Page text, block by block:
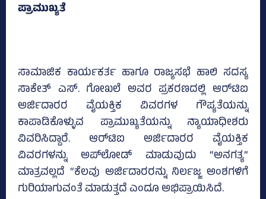
ಪ್ರಾಮುಖ್ಯತೆ
ಸಾಮಾಜಿಕ ಕಾರ್ಯಕರ್ತ ಹಾಗೂ ರಾಜ್ಯಸಭೆ ಹಾಲಿ ಸದಸ್ಯ
ಸಾಕೇತ್ ಎಸ್. ಗೋಖಲೆ ಅವರ ಪ್ರಕರಣದಲ್ಲಿ ಆರ್‌ಟಿಐ
ಅರ್ಜಿದಾರರ ವೈಯಕ್ತಿಕ ವಿವರಗಳ ಗೌಪ್ಯತೆಯನ್ನು
ಕಾಪಾಡಿಕೊಳ್ಳುವ ಪ್ರಾಮುಖ್ಯತೆಯನ್ನು ನ್ಯಾಯಾಧೀಶರು
ವಿವರಿಸಿದ್ದಾರೆ. ಆರ್‌ಟಿಐ ಅರ್ಜಿದಾರರ ವೈಯಕ್ತಿಕ
ವಿವರಗಳನ್ನು ಅಪ್‌ಲೋಡ್ ಮಾಡುವುದು “ಅನಗತ್ಯ”
ಮಾತ್ರವಲ್ಲದೆ “ಕೆಲವು ಅರ್ಜಿದಾರರನ್ನು ನಿರ್ಲಜ್ಜ ಅಂಶಗಳಿಗೆ
ಗುರಿಯಾಗುವಂತೆ ಮಾಡುತ್ತದೆ ಎಂದೂ ಅಭಿಪ್ರಾಯಿಸಿದೆ.